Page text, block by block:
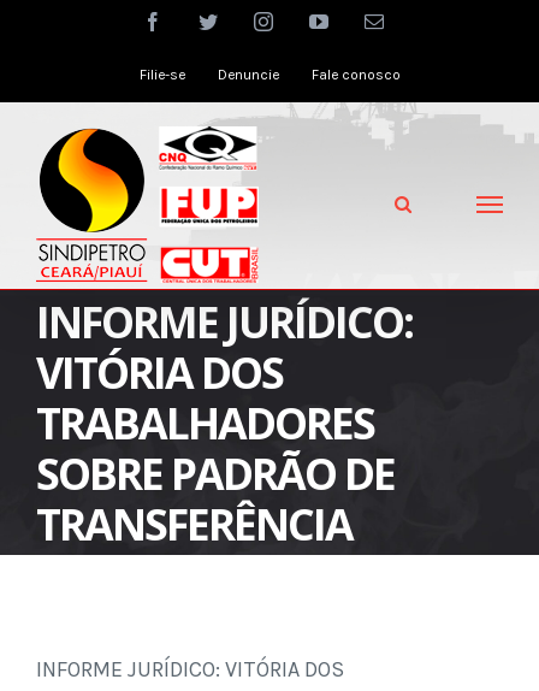
facebooktwitter instagramyoutubeEmail
Filie-se Denuncie Fale conosco
INFORME JURÍDICO:
VITÓRIA DOS
TRABALHADORES
SOBRE PADRÃO DE
TRANSFERÊNCIA
INFORME JURÍDICO: VITÓRIA DOS